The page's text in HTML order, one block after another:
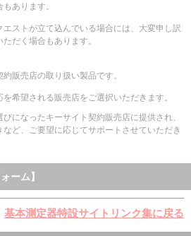
あります。
エストが立て込んでいる場合には、大変申し訳
だく場合もあります。
販売店の取り扱い製品です。
希望される販売店をご選択いただきます。
になったキーサイト契約販売店に提供され、
ど、ご要望に応じてサポートさせていただき
ーム】
基本測定器特設サイトリンク集に戻る